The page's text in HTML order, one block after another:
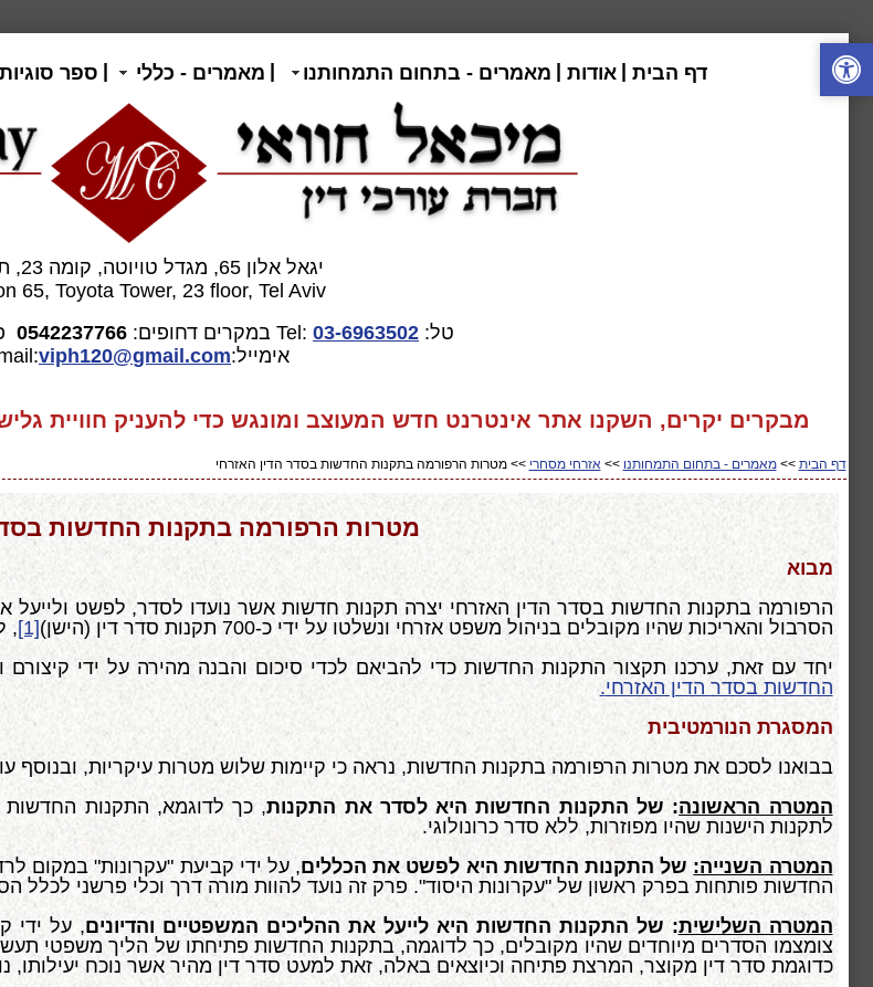
דף הבית אודות מאמרים - בתחום התמחותנו מאמרים - כללי ספר
יגאל אלון 65, מגדל טויוטה, קומה 23, תל-אביב
65, Toyota Tower, 23 floor, Tel Aviv
טל: 03-6963502
Tel: במקרים דחופים: 0542237766
אימייל:E-mail:
viph120@gmail.com
מבקרים יקרים, השקנו אתר אינטרנט חדש המעוצב ומונגש כדי להעניק חוויית
דף הבית >>מאמרים - בתחום התמחותנו >> אזרחי מסחרי >> מטרות הרפורמה בתקנות החדשות בסדר הדין האזרחי
מטרות הרפורמה בתקנות החדשות
מבוא
הרפורמה בתקנות החדשות בסדר הדין האזרחי יצרה תקנות חדשות אשר נועדו לסדר, לפשט ולייעל
הסרבול והאריכות שהיו מקובלים בניהול משפט אזרחי ונשלטו על ידי כ-700 תקנות סדר דין (הישן)
[1], ל- 180
יחד עם זאת, ערכנו תקצור התקנות החדשות כדי להביאם לכדי סיכום והבנה מהירה על ידי
החדשות בסדר הדין האזרחי.
המסגרת הנורמטיבית
בבואנו לסכם את מטרות הרפורמה בתקנות החדשות, נראה כי קיימות שלוש מטרות עיקריות, ובנוסף
המטרה הראשונה: של התקנות החדשות היא לסדר את התקנות, כך לדוגמא, התקנות החדשות
לתקנות הישנות שהיו מפוזרות, ללא סדר כרונולוגי.
המטרה השנייה: של התקנות החדשות היא לפשט את הכללים, על ידי קביעת "עקרונות" במקום
החדשות פותחות בפרק ראשון של "עקרונות היסוד". פרק זה נועד להוות מורה דרך וכלי פרשני לכלל
המטרה השלישית: של התקנות החדשות היא לייעל את ההליכים המשפטיים והדיונים, על ידי
צומצמו הסדרים מיוחדים שהיו מקובלים, כך לדוגמה, בתקנות החדשות פתיחתו של הליך משפטי
כדוגמת סדר דין מקוצר, המרצת פתיחה וכיוצאים באלה, זאת למעט סדר דין מהיר אשר נוכח יעילותו,